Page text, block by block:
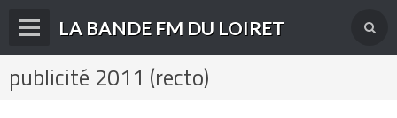
LA BANDE FM DU LOIRET
Accueil
publicité 2011 (recto)